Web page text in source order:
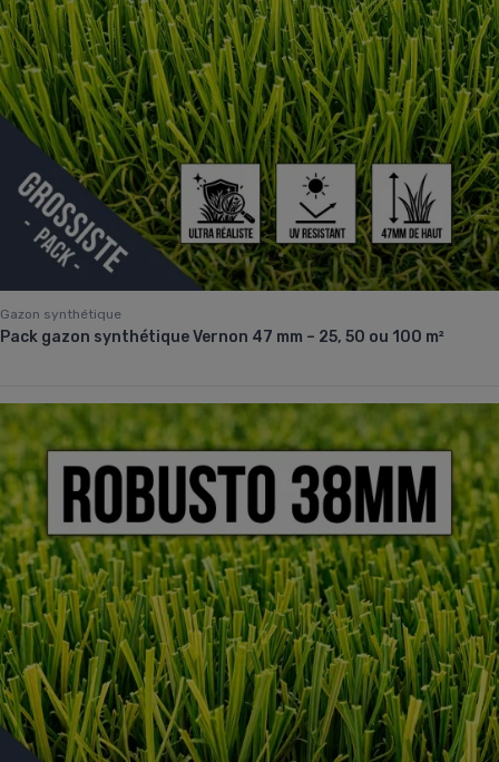
Gazon synthétique
Pack gazon synthétique Vernon 47 mm – 25, 50 ou 100 m²